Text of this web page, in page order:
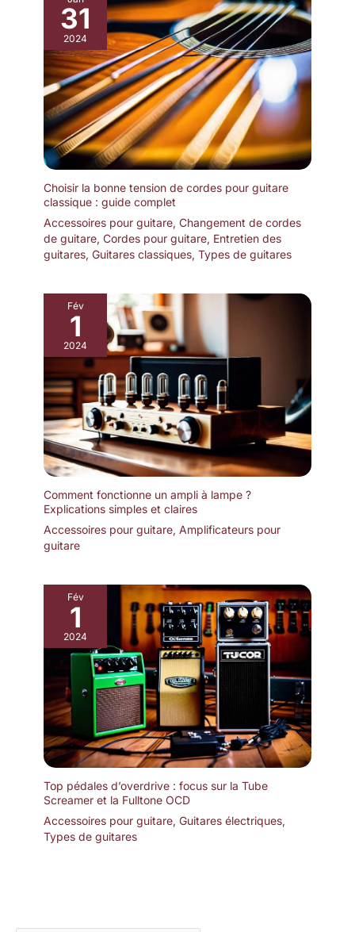
plus utilisés dans des
patchs différents. Six
boutons, dix
commutateurs au pied et
une pédale d’expression
intégrés, avec
assignations modifiables
et LEDs de couleur.
Possibilité de contrôle
externe par commutateurs
au pied, pédales
d’expression, MIDI et
USB. Bluetooth intégré
pour éditer vos sons sans
fil grâce à l’appli BOSS
Tone Studio sur terminaux
iOS et Android.
31
2024
Choisir la bonne tension de cordes pour guitare
classique : guide complet
Accessoires pour guitare, Changement de cordes
de guitare, Cordes pour guitare, Entretien des
guitares, Guitares classiques, Types de guitares
Fév
1
2024
Comment fonctionne un ampli à lampe ?
Explications simples et claires
Accessoires pour guitare, Amplificateurs pour
guitare
Fév
1
2024
Top pédales d’overdrive : focus sur la Tube
Screamer et la Fulltone OCD
Accessoires pour guitare, Guitares électriques,
Types de guitares